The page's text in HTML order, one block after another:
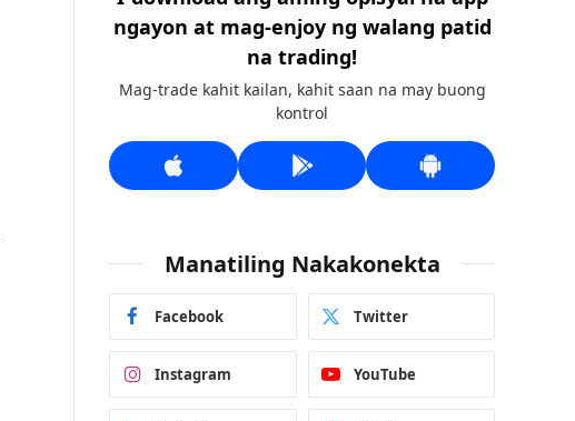
ngayon at mag-enjoy ng walang patid
na trading!
Mag-trade kahit kailan, kahit saan na may buong
kontrol
Manatiling Nakakonekta
Facebook Twitter
Instagram YouTube